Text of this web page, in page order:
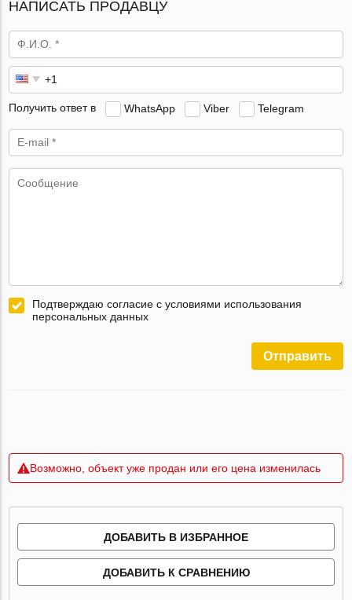
НАПИСАТЬ ПРОДАВЦУ
Получить ответ в WhatsApp Viber Telegram
Подтверждаю согласие с условиями использования
персональных данных
Отправить
Возможно, объект уже продан или его цена изменилась
ДОБАВИТЬ В ИЗБРАННОЕ
ДОБАВИТЬ К СРАВНЕНИЮ